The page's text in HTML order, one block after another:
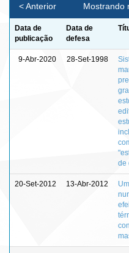
Mostrando
< Anterior
Data de
publicação
Data de
defesa
9-Abr-2020 28-Set-1998
de
20-Set-2012 13-Abr-2012